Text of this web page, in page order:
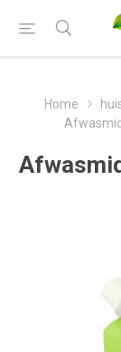
Home